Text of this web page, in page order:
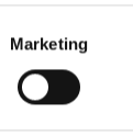
Marketing